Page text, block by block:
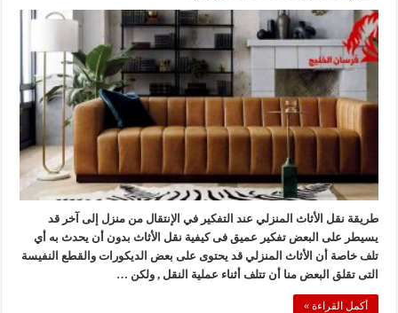
طريقة نقل الأثاث المنزلي عند التفكير في الإنتقال من منزل إلى آخر قد
يسيطر على البعض تفكير عميق فى كيفية نقل الأثاث بدون أن يحدث به أي
تلف خاصة أن الأثاث المنزلي قد يحتوى على بعض الديكورات والقطع النفيسة
التى تقلق البعض منا أن تتلف أثناء عملية النقل , ولكن …
أكمل القراءة »